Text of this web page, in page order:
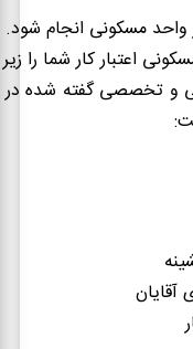
واحد مسکونی انجام شود.
اعتبار کار شما را
و تخصصی گفته شده